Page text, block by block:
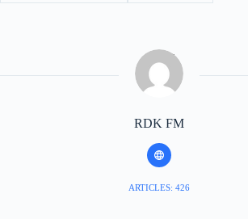
RDK FM
ARTICLES: 426